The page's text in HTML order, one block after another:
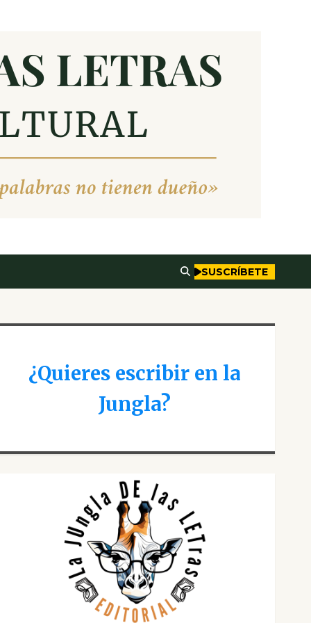
SUSCRÍBETE
¿Quieres escribir en la
Jungla?